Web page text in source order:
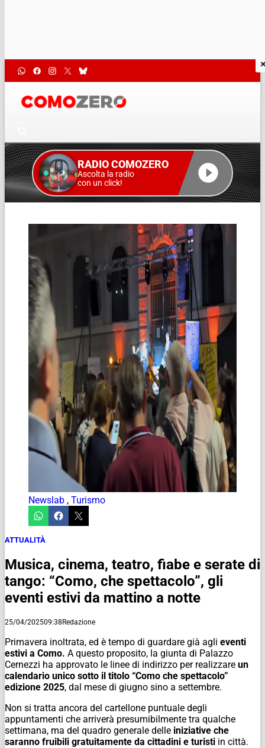
RADIO COMOZERO
Ascolta la radio
con un click!
Newslab , Turismo
ATTUALITÀ
Musica, cinema, teatro, fiabe e serate di
tango: “Como, che spettacolo”, gli
eventi estivi da mattino a notte
25/04/202509:38Redazione
Primavera inoltrata, ed è tempo di guardare già agli eventi
estivi a Como. A questo proposito, la giunta di Palazzo
Cernezzi ha approvato le linee di indirizzo per realizzare un
calendario unico sotto il titolo “Como che spettacolo”
edizione 2025, dal mese di giugno sino a settembre.
Non si tratta ancora del cartellone puntuale degli
appuntamenti che arriverà presumibilmente tra qualche
settimana, ma del quadro generale delle iniziative che
saranno fruibili gratuitamente da cittadini e turisti in città.